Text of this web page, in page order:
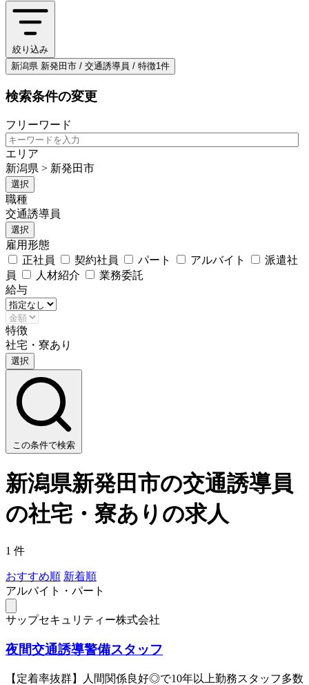
絞り込み
新潟県 新発田市 / 交通誘導員 / 特徴1件
検索条件の変更
フリーワード
エリア
新潟県 > 新発田市
選択
職種
交通誘導員
選択
雇用形態
正社員
契約社員 パート アルバイト
派遣社
員
人材紹介
業務委託
給与
特徴
社宅・寮あり
選択
この条件で検索
新潟県新発田市の交通誘導員
の社宅・寮ありの求人
1 件
おすすめ順 新着順
アルバイト・パート
サップセキュリティー株式会社
夜間交通誘導警備スタッフ
【定着率抜群】人間関係良好◎で10年以上勤務スタッフ多数